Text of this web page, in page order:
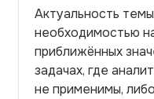
Актуальность
необходимостью
приближённых
задачах, где
не применимы,